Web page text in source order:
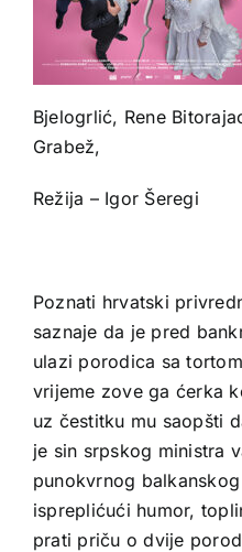
Bjelogrlić, Rene
Grabež,
Režija – Igor Šeregi
Poznati hrvatski
saznaje da je pred
ulazi porodica sa
vrijeme zove ga ćerka
uz čestitku mu saopšti
je sin srpskog ministra
punokvrnog
ispreplićući humor,
prati priču o dvije